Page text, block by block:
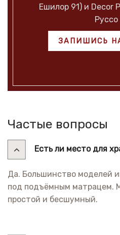
Ешилор 91) и Decor
Руссо
ЗАПИШИСЬ
Частые вопросы
Есть ли место для
Да. Большинство моделей
под подъёмным матрацем.
простой и бесшумный.